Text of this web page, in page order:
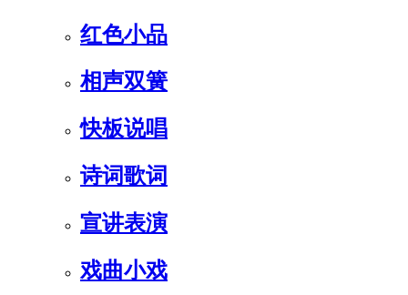
红色小品
相声双簧
快板说唱
诗词歌词
宣讲表演
戏曲小戏